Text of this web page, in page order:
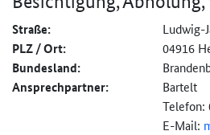
Straße: Ludwig-
PLZ / Ort: 04916
Bundesland:
Ansprechpartner:
Bartelt
Telefon:
E-Mail: